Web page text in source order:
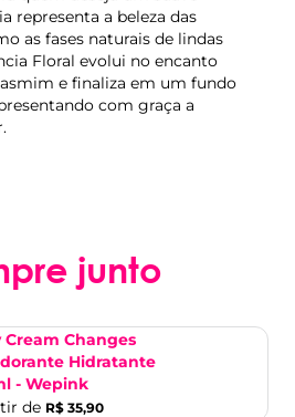
representa a beleza das
as fases naturais de lindas
Floral evolui no encanto
e finaliza em um fundo
com graça a
junto
Cream Changes
Hidratante
- Wepink
de R$ 35,90